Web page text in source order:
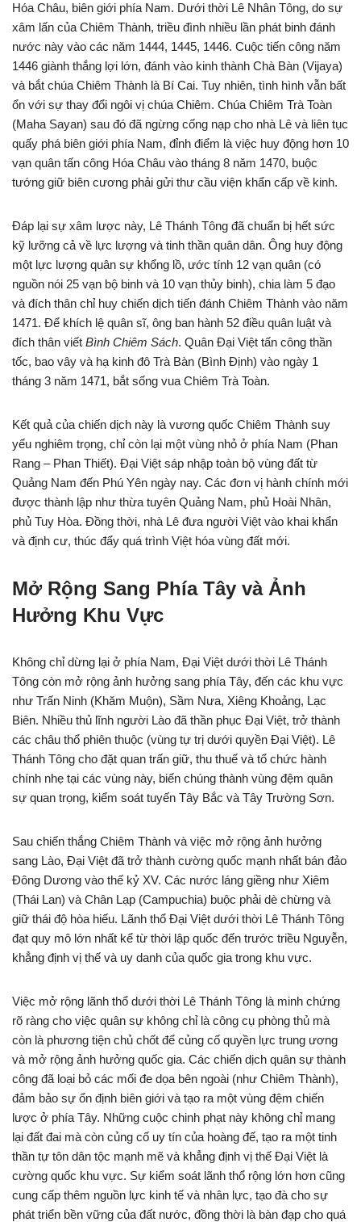
Hóa Châu, biên giới phía Nam. Dưới thời Lê Nhân Tông, do sự
xâm lấn của Chiêm Thành, triều đình nhiều lần phát binh đánh
nước này vào các năm 1444, 1445, 1446. Cuộc tiến công năm
1446 giành thắng lợi lớn, đánh vào kinh thành Chà Bàn (Vijaya)
và bắt chúa Chiêm Thành là Bí Cai. Tuy nhiên, tình hình vẫn bất
ổn với sự thay đổi ngôi vị chúa Chiêm. Chúa Chiêm Trà Toàn
(Maha Sayan) sau đó đã ngừng cống nạp cho nhà Lê và liên tục
quấy phá biên giới phía Nam, đỉnh điểm là việc huy động hơn 10
vạn quân tấn công Hóa Châu vào tháng 8 năm 1470, buộc
tướng giữ biên cương phải gửi thư cầu viện khẩn cấp về kinh.
Đáp lại sự xâm lược này, Lê Thánh Tông đã chuẩn bị hết sức
kỹ lưỡng cả về lực lượng và tinh thần quân dân. Ông huy động
một lực lượng quân sự khổng lồ, ước tính 12 vạn quân (có
nguồn nói 25 vạn bộ binh và 10 vạn thủy binh), chia làm 5 đạo
và đích thân chỉ huy chiến dịch tiến đánh Chiêm Thành vào năm
1471. Để khích lệ quân sĩ, ông ban hành 52 điều quân luật và
đích thân viết Bình Chiêm Sách. Quân Đại Việt tấn công thần
tốc, bao vây và hạ kinh đô Trà Bàn (Bình Định) vào ngày 1
tháng 3 năm 1471, bắt sống vua Chiêm Trà Toàn.
Kết quả của chiến dịch này là vương quốc Chiêm Thành suy
yếu nghiêm trọng, chỉ còn lại một vùng nhỏ ở phía Nam (Phan
Rang – Phan Thiết). Đại Việt sáp nhập toàn bộ vùng đất từ
Quảng Nam đến Phú Yên ngày nay. Các đơn vị hành chính mới
được thành lập như thừa tuyên Quảng Nam, phủ Hoài Nhân,
phủ Tuy Hòa. Đồng thời, nhà Lê đưa người Việt vào khai khẩn
và định cư, thúc đẩy quá trình Việt hóa vùng đất mới.
Mở Rộng Sang Phía Tây và Ảnh
Hưởng Khu Vực
Không chỉ dừng lại ở phía Nam, Đại Việt dưới thời Lê Thánh
Tông còn mở rộng ảnh hưởng sang phía Tây, đến các khu vực
như Trấn Ninh (Khăm Muộn), Sầm Nưa, Xiêng Khoảng, Lạc
Biên. Nhiều thủ lĩnh người Lào đã thần phục Đại Việt, trở thành
các châu thổ phiên thuộc (vùng tự trị dưới quyền Đại Việt). Lê
Thánh Tông cho đặt quan trấn giữ, thu thuế và tổ chức hành
chính nhẹ tại các vùng này, biến chúng thành vùng đệm quân
sự quan trọng, kiểm soát tuyến Tây Bắc và Tây Trường Sơn.
Sau chiến thắng Chiêm Thành và việc mở rộng ảnh hưởng
sang Lào, Đại Việt đã trở thành cường quốc mạnh nhất bán đảo
Đông Dương vào thế kỷ XV. Các nước láng giềng như Xiêm
(Thái Lan) và Chân Lạp (Campuchia) buộc phải dè chừng và
giữ thái độ hòa hiếu. Lãnh thổ Đại Việt dưới thời Lê Thánh Tông
đạt quy mô lớn nhất kể từ thời lập quốc đến trước triều Nguyễn,
khẳng định vị thế và uy danh của quốc gia trong khu vực.
Việc mở rộng lãnh thổ dưới thời Lê Thánh Tông là minh chứng
rõ ràng cho việc quân sự không chỉ là công cụ phòng thủ mà
còn là phương tiện chủ chốt để củng cố quyền lực trung ương
và mở rộng ảnh hưởng quốc gia. Các chiến dịch quân sự thành
công đã loại bỏ các mối đe dọa bên ngoài (như Chiêm Thành),
đảm bảo sự ổn định biên giới và tạo ra một vùng đệm chiến
lược ở phía Tây. Những cuộc chinh phạt này không chỉ mang
lại đất đai mà còn củng cố uy tín của hoàng đế, tạo ra một tinh
thần tự tôn dân tộc mạnh mẽ và khẳng định vị thế Đại Việt là
cường quốc khu vực. Sự kiểm soát lãnh thổ rộng lớn hơn cũng
cung cấp thêm nguồn lực kinh tế và nhân lực, tạo đà cho sự
phát triển bền vững của đất nước, đồng thời là bàn đạp cho quá